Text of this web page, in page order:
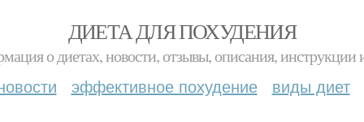
ДИЕТА ДЛЯ ПОХУДЕНИЯ
о диетах, новости, отзывы, описания, инструкции
эффективное похудение виды диет